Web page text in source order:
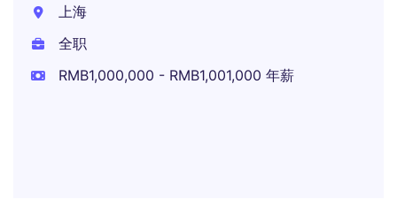
上海
全职
RMB1,000,000 - RMB1,001,000 年薪